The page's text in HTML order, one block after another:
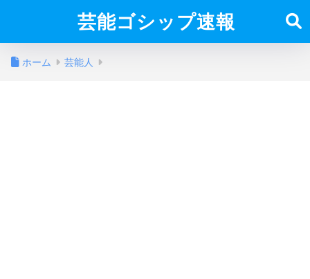
芸能ゴシップ速報
ホーム 芸能人